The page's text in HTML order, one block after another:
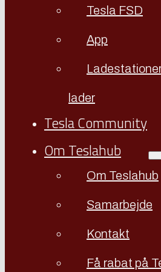
Tesla FSD
App
lader
Tesla Community
Om Teslahub
Om Teslahub
Samarbejde
Kontakt
Få rabat på